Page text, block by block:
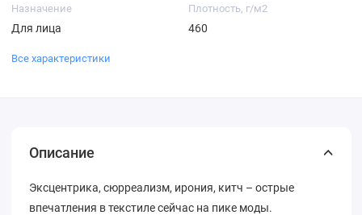
Назначение
Для лица
Плотность, г/м2
460
Все характеристики
Описание
Эксцентрика, сюрреализм, ирония, китч – острые
впечатления в текстиле сейчас на пике моды.